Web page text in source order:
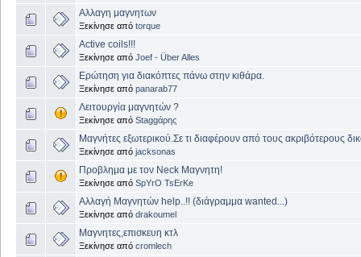
Αλλαγη μαγνητων
Ξεκίνησε από torque
Active coils!!!
Ξεκίνησε από Joef - Über Alles
Ερώτηση για διακόπτες πάνω στην κιθάρα.
Ξεκίνησε από panarab77
Λειτουργία μαγνητών ?
Ξεκίνησε από Staggάρης
Μαγνήτες εξωτερικού.Σε τι διαφέρουν από τους ακριβότερους
Ξεκίνησε από jacksonas
Προβλημα με τον Νeck Μαγνητη!
Ξεκίνησε από SpYrO TsErKe
Αλλαγή Μαγνητών help..!! (διάγραμμα wanted...)
Ξεκίνησε από drakoumel
Μαγνητες,επισκευη κτλ
Ξεκίνησε από cromlech